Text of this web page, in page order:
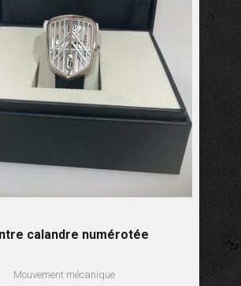
calandre numérotée
Mouvement mécanique